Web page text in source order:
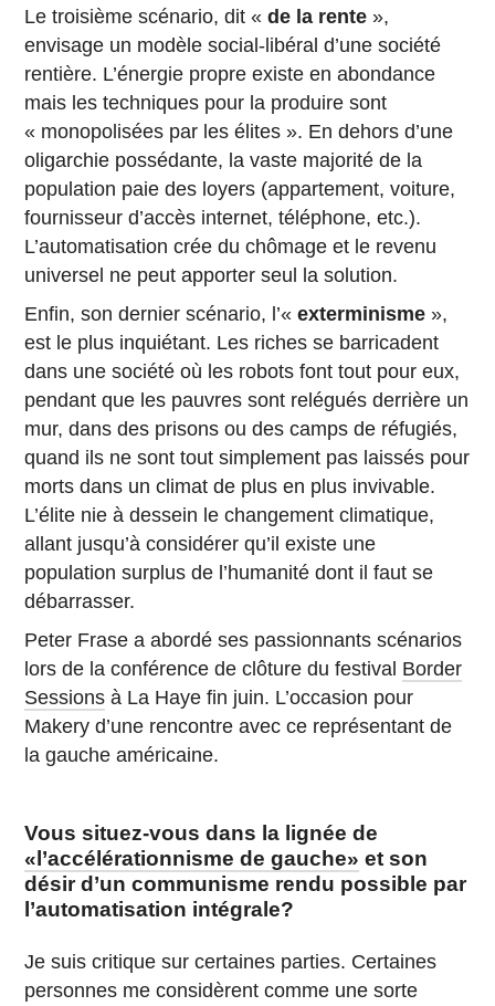
Le troisième scénario, dit «de la rente »,
envisage un modèle social-libéral d’une société
rentière. L’énergie propre existe en abondance
mais les techniques pour la produire sont
« monopolisées par les élites ». En dehors d’une
oligarchie possédante, la vaste majorité de la
population paie des loyers (appartement, voiture,
fournisseur d’accès internet, téléphone, etc.).
L’automatisation crée du chômage et le revenu
universel ne peut apporter seul la solution.
Enfin, son dernier scénario, l’«exterminisme »,
est le plus inquiétant. Les riches se barricadent
dans une société où les robots font tout pour eux,
pendant que les pauvres sont relégués derrière un
mur, dans des prisons ou des camps de réfugiés,
quand ils ne sont tout simplement pas laissés pour
morts dans un climat de plus en plus invivable.
L’élite nie à dessein le changement climatique,
allant jusqu’à considérer qu’il existe une
population surplus de l’humanité dont il faut se
débarrasser.
Peter Frase a abordé ses passionnants scénarios
lors de la conférence de clôture du festival Border
Sessions à La Haye fin juin. L’occasion pour
Makery d’une rencontre avec ce représentant de
la gauche américaine.
Vous situez-vous dans la lignée de
«l’accélérationnisme de gauche» et son
désir d’un communisme rendu possible par
l’automatisation intégrale?
Je suis critique sur certaines parties. Certaines
personnes me considèrent comme une sorte